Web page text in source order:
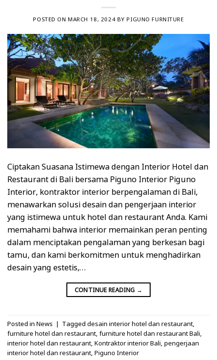
FREE CATALOG
GET NEW 2024 Piguno PDF
×
POSTED ONMARCH 18, 2024 BYPIGUNO FURNITURE
Ciptakan Suasana Istimewa dengan Interior Hotel dan
Restaurant di Bali bersama Piguno Interior Piguno
Interior, kontraktor interior berpengalaman di Bali,
menawarkan solusi desain dan pengerjaan interior
yang istimewa untuk hotel dan restaurant Anda. Kami
memahami bahwa interior memainkan peran penting
dalam menciptakan pengalaman yang berkesan bagi
tamu, dan kami berkomitmen untuk menghadirkan
desain yang estetis,…
CONTINUE READING →
Posted inNews | Taggeddesain interior hotel dan restaurant,
furniture hotel dan restaurant,furniture hotel dan restaurant Bali,
interior hotel dan restaurant,Kontraktor interior Bali,pengerjaan
interior hotel dan restaurant,Piguno Interior